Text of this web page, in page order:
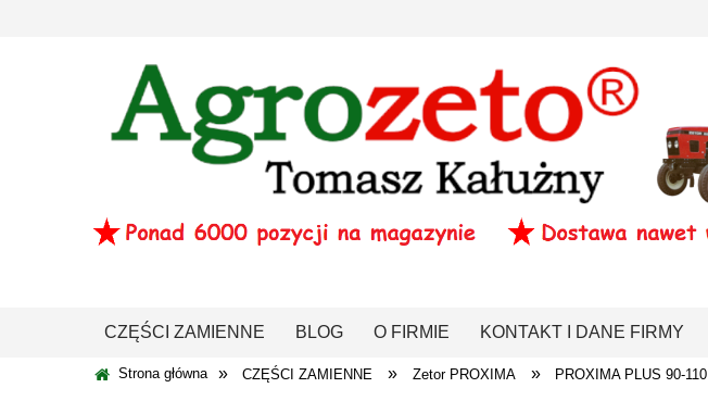
CZĘŚCI ZAMIENNE BLOG O FIRMIE KONTAKT I DANE FIRMY
Strona główna » CZĘŚCI ZAMIENNE » Zetor PROXIMA » PROXIMA PLUS 90-110